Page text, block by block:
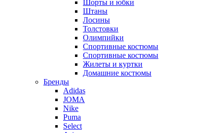
Шорты и юбки
Штаны
Лосины
Толстовки
Олимпийки
Спортивные костюмы
Спортивные костюмы
Жилеты и куртки
Домашние костюмы
Бренды
Adidas
JOMA
Nike
Puma
Select